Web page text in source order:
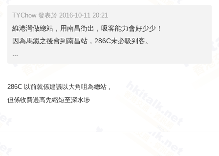
TYChow 發表於 2016-10-11 20:21
維港灣做總站，用南昌街出，吸客能力會好少少！
因為馬鐵之後會到南昌站，286C未必吸到客。
286C 以前就係建議以大角咀為總站 ,
但係收費過高先縮短至深水埗